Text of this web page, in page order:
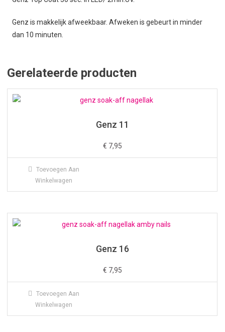
Genz is makkelijk afweekbaar. Afweken is gebeurt in minder
dan 10 minuten.
Gerelateerde producten
Genz 11
€ 7,95
Toevoegen Aan
Winkelwagen
Genz 16
€ 7,95
Toevoegen Aan
Winkelwagen